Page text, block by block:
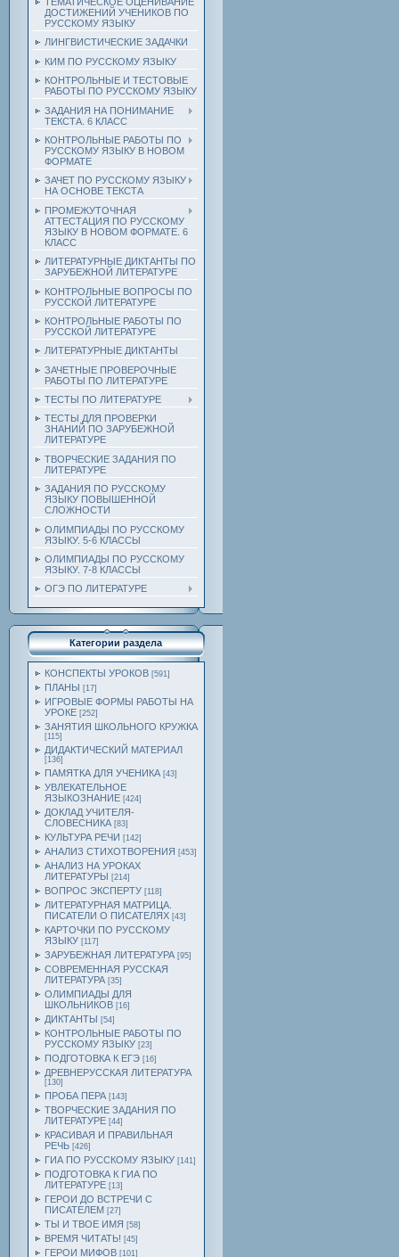
ДОСТИЖЕНИЙ УЧЕНИКОВ ПО
РУССКОМУ ЯЗЫКУ
ЛИНГВИСТИЧЕСКИЕ ЗАДАЧКИ
КИМ ПО РУССКОМУ ЯЗЫКУ
КОНТРОЛЬНЫЕ И ТЕСТОВЫЕ
РАБОТЫ ПО РУССКОМУ ЯЗЫКУ
ЗАДАНИЯ НА ПОНИМАНИЕ
ТЕКСТА. 6 КЛАСС
КОНТРОЛЬНЫЕ РАБОТЫ ПО
РУССКОМУ ЯЗЫКУ В НОВОМ
ФОРМАТЕ
ЗАЧЕТ ПО РУССКОМУ ЯЗЫКУ
НА ОСНОВЕ ТЕКСТА
ПРОМЕЖУТОЧНАЯ
АТТЕСТАЦИЯ ПО РУССКОМУ
ЯЗЫКУ В НОВОМ ФОРМАТЕ. 6
КЛАСС
ЛИТЕРАТУРНЫЕ ДИКТАНТЫ ПО
ЗАРУБЕЖНОЙ ЛИТЕРАТУРЕ
КОНТРОЛЬНЫЕ ВОПРОСЫ ПО
РУССКОЙ ЛИТЕРАТУРЕ
КОНТРОЛЬНЫЕ РАБОТЫ ПО
РУССКОЙ ЛИТЕРАТУРЕ
ЛИТЕРАТУРНЫЕ ДИКТАНТЫ
ЗАЧЕТНЫЕ ПРОВЕРОЧНЫЕ
РАБОТЫ ПО ЛИТЕРАТУРЕ
ТЕСТЫ ПО ЛИТЕРАТУРЕ
ТЕСТЫ ДЛЯ ПРОВЕРКИ
ЗНАНИЙ ПО ЗАРУБЕЖНОЙ
ЛИТЕРАТУРЕ
ТВОРЧЕСКИЕ ЗАДАНИЯ ПО
ЛИТЕРАТУРЕ
ЗАДАНИЯ ПО РУССКОМУ
ЯЗЫКУ ПОВЫШЕННОЙ
СЛОЖНОСТИ
ОЛИМПИАДЫ ПО РУССКОМУ
ЯЗЫКУ. 5-6 КЛАССЫ
ОЛИМПИАДЫ ПО РУССКОМУ
ЯЗЫКУ. 7-8 КЛАССЫ
ОГЭ ПО ЛИТЕРАТУРЕ
Категории раздела
КОНСПЕКТЫ УРОКОВ [591]
ПЛАНЫ [17]
ИГРОВЫЕ ФОРМЫ РАБОТЫ НА
УРОКЕ [252]
ЗАНЯТИЯ ШКОЛЬНОГО КРУЖКА
[115]
ДИДАКТИЧЕСКИЙ МАТЕРИАЛ
[136]
ПАМЯТКА ДЛЯ УЧЕНИКА [43]
УВЛЕКАТЕЛЬНОЕ
ЯЗЫКОЗНАНИЕ [424]
ДОКЛАД УЧИТЕЛЯ-
СЛОВЕСНИКА [83]
КУЛЬТУРА РЕЧИ [142]
АНАЛИЗ СТИХОТВОРЕНИЯ [453]
АНАЛИЗ НА УРОКАХ
ЛИТЕРАТУРЫ [214]
ВОПРОС ЭКСПЕРТУ [118]
ЛИТЕРАТУРНАЯ МАТРИЦА.
ПИСАТЕЛИ О ПИСАТЕЛЯХ [43]
КАРТОЧКИ ПО РУССКОМУ
ЯЗЫКУ [117]
ЗАРУБЕЖНАЯ ЛИТЕРАТУРА [95]
СОВРЕМЕННАЯ РУССКАЯ
ЛИТЕРАТУРА [35]
ОЛИМПИАДЫ ДЛЯ
ШКОЛЬНИКОВ [16]
ДИКТАНТЫ [54]
КОНТРОЛЬНЫЕ РАБОТЫ ПО
РУССКОМУ ЯЗЫКУ [23]
ПОДГОТОВКА К ЕГЭ [16]
ДРЕВНЕРУССКАЯ ЛИТЕРАТУРА
[130]
ПРОБА ПЕРА [143]
ТВОРЧЕСКИЕ ЗАДАНИЯ ПО
ЛИТЕРАТУРЕ [44]
КРАСИВАЯ И ПРАВИЛЬНАЯ
РЕЧЬ [426]
ГИА ПО РУССКОМУ ЯЗЫКУ [141]
ПОДГОТОВКА К ГИА ПО
ЛИТЕРАТУРЕ [13]
ГЕРОИ ДО ВСТРЕЧИ С
ПИСАТЕЛЕМ [27]
ТЫ И ТВОЕ ИМЯ [58]
ВРЕМЯ ЧИТАТЬ! [45]
ГЕРОИ МИФОВ [101]